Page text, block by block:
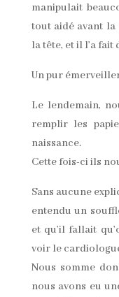
manipulait
tout aidé avant la
la tête, et il l’a fait
Un pur
Le lendemain,
remplir les
naissance.
Cette fois-ci ils
Sans aucune
entendu un
et qu’il fallait
voir le
Nous somme
nous avons eu